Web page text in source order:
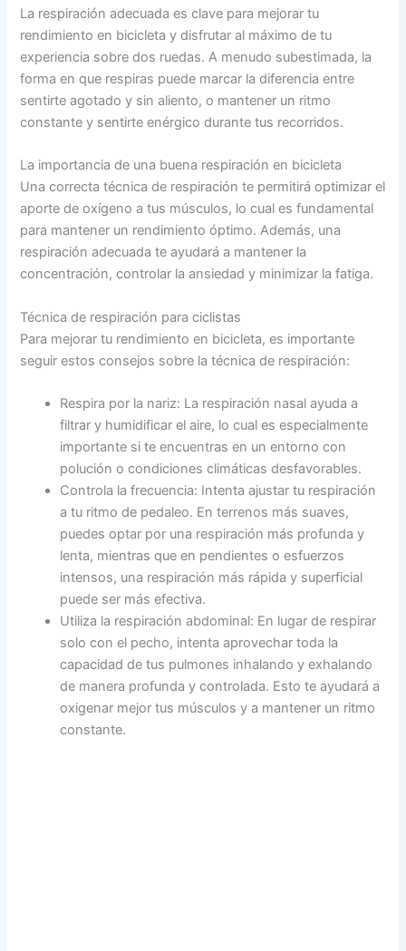
La respiración adecuada es clave para mejorar tu
rendimiento en bicicleta y disfrutar al máximo de tu
experiencia sobre dos ruedas. A menudo subestimada, la
forma en que respiras puede marcar la diferencia entre
sentirte agotado y sin aliento, o mantener un ritmo
constante y sentirte enérgico durante tus recorridos.
La importancia de una buena respiración en bicicleta
Una correcta técnica de respiración te permitirá optimizar el
aporte de oxígeno a tus músculos, lo cual es fundamental
para mantener un rendimiento óptimo. Además, una
respiración adecuada te ayudará a mantener la
concentración, controlar la ansiedad y minimizar la fatiga.
Técnica de respiración para ciclistas
Para mejorar tu rendimiento en bicicleta, es importante
seguir estos consejos sobre la técnica de respiración:
Respira por la nariz: La respiración nasal ayuda a
filtrar y humidificar el aire, lo cual es especialmente
importante si te encuentras en un entorno con
polución o condiciones climáticas desfavorables.
Controla la frecuencia: Intenta ajustar tu respiración
a tu ritmo de pedaleo. En terrenos más suaves,
puedes optar por una respiración más profunda y
lenta, mientras que en pendientes o esfuerzos
intensos, una respiración más rápida y superficial
puede ser más efectiva.
Utiliza la respiración abdominal: En lugar de respirar
solo con el pecho, intenta aprovechar toda la
capacidad de tus pulmones inhalando y exhalando
de manera profunda y controlada. Esto te ayudará a
oxigenar mejor tus músculos y a mantener un ritmo
constante.